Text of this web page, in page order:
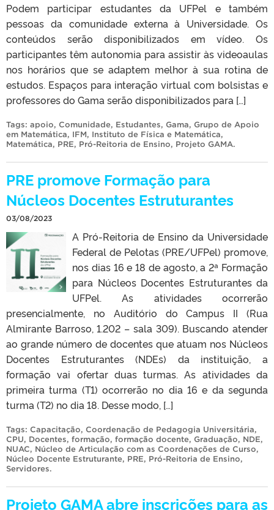
Podem participar estudantes da UFPel e também
pessoas da comunidade externa à Universidade. Os
conteúdos serão disponibilizados em vídeo. Os
participantes têm autonomia para assistir às videoaulas
nos horários que se adaptem melhor à sua rotina de
estudos. Espaços para interação virtual com bolsistas e
professores do Gama serão disponibilizados para […]
Tags: apoio, Comunidade, Estudantes, Gama, Grupo de Apoio
em Matemática, IFM, Instituto de Física e Matemática,
Matemática, PRE, Pró-Reitoria de Ensino, Projeto GAMA.
PRE promove Formação para
Núcleos Docentes Estruturantes
03/08/2023
A Pró-Reitoria de Ensino da Universidade
Federal de Pelotas (PRE/UFPel) promove,
nos dias 16 e 18 de agosto, a 2ª Formação
para Núcleos Docentes Estruturantes da
UFPel. As atividades ocorrerão
presencialmente, no Auditório do Campus II (Rua
Almirante Barroso, 1.202 – sala 309). Buscando atender
ao grande número de docentes que atuam nos Núcleos
Docentes Estruturantes (NDEs) da instituição, a
formação vai ofertar duas turmas. As atividades da
primeira turma (T1) ocorrerão no dia 16 e da segunda
turma (T2) no dia 18. Desse modo, […]
Tags: Capacitação, Coordenação de Pedagogia Universitária,
CPU, Docentes, formação, formação docente, Graduação, NDE,
NUAC, Núcleo de Articulação com as Coordenações de Curso,
Núcleo Docente Estruturante, PRE, Pró-Reitoria de Ensino,
Servidores.
Projeto GAMA abre inscrições para as